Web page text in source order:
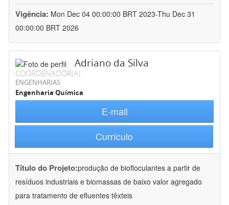
Vigência: Mon Dec 04 00:00:00 BRT 2023-Thu Dec 31
00:00:00 BRT 2026
Adriano da Silva
COORDENADOR(A)
ENGENHARIAS
Engenharia Química
E-mail
Currículo
Título do Projeto:produção de biofloculantes a partir de
resíduos industriais e biomassas de baixo valor agregado
para tratamento de efluentes têxteis